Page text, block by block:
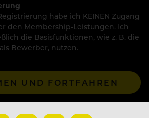
habe ich KEINEN Zugang
den Membership-Leistungen. Ich
die Basisfunktionen, wie z. B. die
Bewerber, nutzen.
UND FORTFAHREN